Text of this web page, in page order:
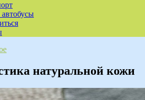
натуральной кожи